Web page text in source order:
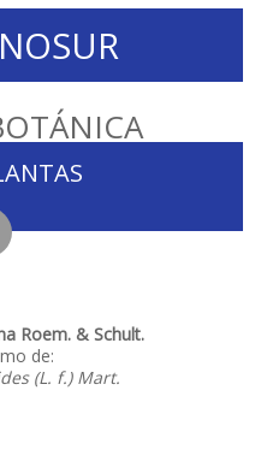
Roem. & Schult.
de:
(L. f.) Mart.